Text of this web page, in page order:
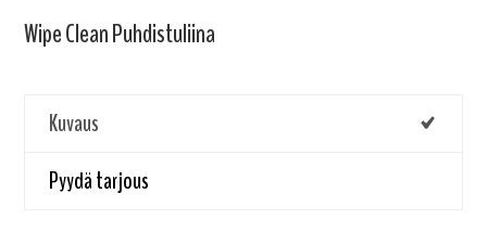
Wipe Clean Puhdistuliina
Kuvaus
Pyydä tarjous